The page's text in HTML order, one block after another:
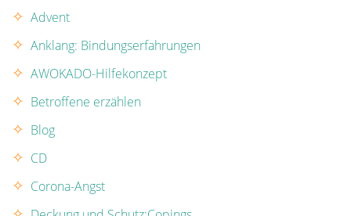
Advent
Anklang: Bindungserfahrungen
AWOKADO-Hilfekonzept
Betroffene erzählen
Blog
CD
Corona-Angst